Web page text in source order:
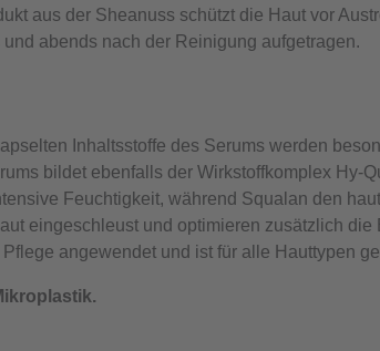
aus der Sheanuss schützt die Haut vor
abends nach der Reinigung aufgetragen.
Inhaltsstoffe des Serums werden
bildet ebenfalls der Wirkstoffkomplex Hy-
Feuchtigkeit, während Squalan den
eingeschleust und optimieren zusätzlich
angewendet und ist für alle Hauttypen